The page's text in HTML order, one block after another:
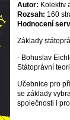
Autor: Kolektiv
Rozsah: 160
Hodnocení
Základy
- Bohuslav
Státoprávní
Učebnice pro
se základy
společnosti i